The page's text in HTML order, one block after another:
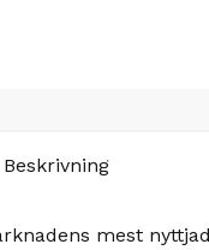
Beskrivning
mest